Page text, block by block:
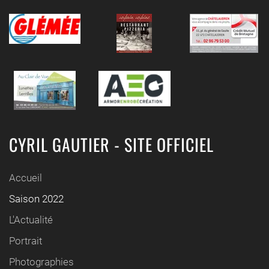
CYRIL GAUTIER - SITE OFFICIEL
Accueil
Saison 2022
L'Actualité
Portrait
Photographies